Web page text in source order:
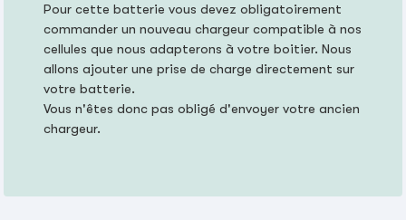
Pour cette batterie vous devez obligatoirement
commander un nouveau chargeur compatible à nos
cellules que nous adapterons à votre boitier. Nous
allons ajouter une prise de charge directement sur
votre batterie.
Vous n'êtes donc pas obligé d'envoyer votre ancien
chargeur.